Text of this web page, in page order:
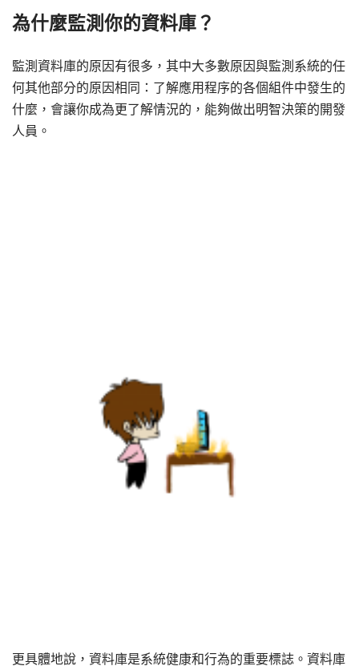
為什麼監測你的資料庫？
監測資料庫的原因有很多，其中大多數原因與監測系統的任
何其他部分的原因相同：了解應用程序的各個組件中發生的
什麼，會讓你成為更了解情況的，能夠做出明智決策的開發
人員。
更具體地說，資料庫是系統健康和行為的重要標誌。資料庫